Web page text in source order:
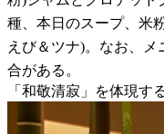
種、本日のスープ、米
えび＆ツナ)。なお、
合がある。
「和敬清寂」を体現す